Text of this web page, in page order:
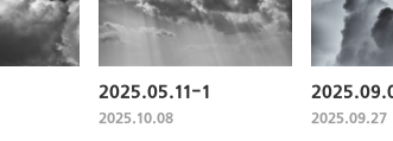
2025.05.11-1
2025.10.08 2025.09.27